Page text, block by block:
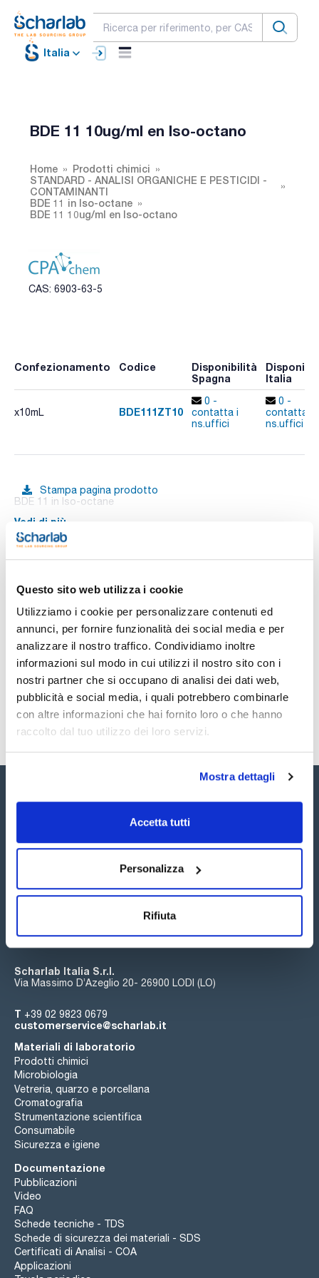
Questo sito web utilizza i cookie
Utilizziamo i cookie per personalizzare contenuti ed
annunci, per fornire funzionalità dei social media e per
analizzare il nostro traffico. Condividiamo inoltre
informazioni sul modo in cui utilizzi il nostro sito con i
nostri partner che si occupano di analisi dei dati web,
pubblicità e social media, i quali potrebbero combinarle
con altre informazioni che hai fornito loro o che hanno
raccolto dal tuo utilizzo dei loro servizi.
Mostra dettagli
Accetta tutti
Personalizza
Rifiuta
Italia
BDE 11 10ug/ml en Iso-octano
Home
Prodotti chimici
STANDARD - ANALISI ORGANICHE E PESTICIDI -
CONTAMINANTI
BDE 11 in Iso-octane
BDE 11 10ug/ml en Iso-octano
CAS: 6903-63-5
Confezionamento Codice
Disponibilità
Spagna
Italia
x10mL BDE111ZT10
0 -
contatta i
ns.uffici
0 -
contatta i
ns.uffici
Stampa pagina prodotto
BDE 11 in Iso-octane
Vedi di più
Documentazione tecnica
TDS / Scheda tecnica
Registrati per i download
Registrati per i download
Sicurezza
Registrati per i download
Iscriviti alla Newsletter
Scharlab Italia S.r.l.
Via Massimo D’Azeglio 20- 26900 LODI (LO)
T +39 02 9823 0679
customerservice@scharlab.it
Materiali di laboratorio
Prodotti chimici
Microbiologia
Vetreria, quarzo e porcellana
Cromatografia
Strumentazione scientifica
Consumabile
Sicurezza e igiene
Documentazione
Pubblicazioni
Video
FAQ
Schede tecniche - TDS
Schede di sicurezza dei materiali - SDS
Certificati di Analisi - COA
Applicazioni